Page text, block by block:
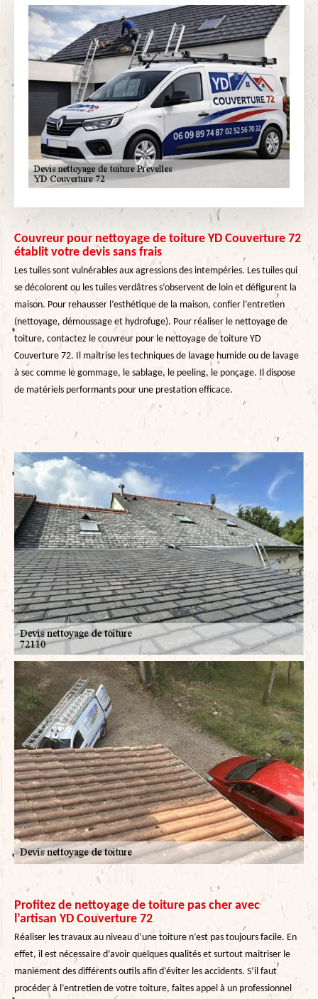
Couvreur pour nettoyage de toiture YD Couverture 72
établit votre devis sans frais
Les tuiles sont vulnérables aux agressions des intempéries. Les tuiles qui
se décolorent ou les tuiles verdâtres s’observent de loin et défigurent la
maison. Pour rehausser l’esthétique de la maison, confier l’entretien
(nettoyage, démoussage et hydrofuge). Pour réaliser le nettoyage de
toiture, contactez le couvreur pour le nettoyage de toiture YD
Couverture 72. Il maitrise les techniques de lavage humide ou de lavage
à sec comme le gommage, le sablage, le peeling, le ponçage. Il dispose
de matériels performants pour une prestation efficace.
Profitez de nettoyage de toiture pas cher avec
l’artisan YD Couverture 72
Réaliser les travaux au niveau d’une toiture n’est pas toujours facile. En
effet, il est nécessaire d’avoir quelques qualités et surtout maitriser le
maniement des différents outils afin d’éviter les accidents. S’il faut
procéder à l’entretien de votre toiture, faites appel à un professionnel